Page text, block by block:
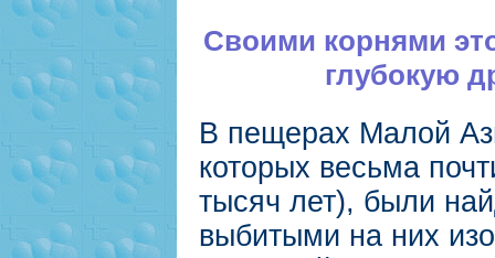
Своими корнями
глубокую
В пещерах Малой
которых весьма
тысяч лет), были
выбитыми на них